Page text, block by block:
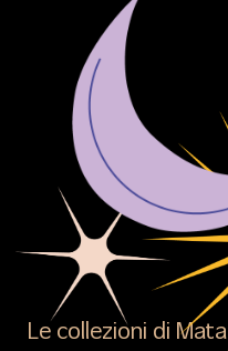
Le collezioni di Mata